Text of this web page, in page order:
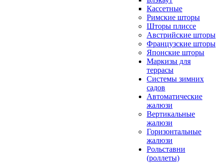
Кассетные
Римские шторы
Шторы плиссе
Австрийские шторы
Французские шторы
Японские шторы
Маркизы для
террасы
Системы зимних
садов
Автоматические
жалюзи
Вертикальные
жалюзи
Горизонтальные
жалюзи
Рольставни
(роллеты)